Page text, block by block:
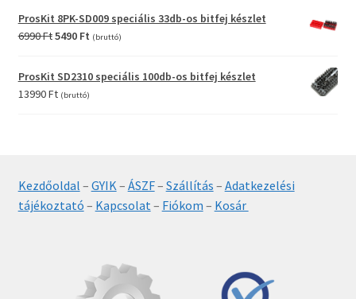
ProsKit 8PK-SD009 speciális 33db-os bitfej készlet
6990Ft Original
5490 FtCurrent
5490 Ft.
(bruttó)
ProsKit SD2310 speciális 100db-os bitfej készlet
13990Ft (bruttó)
Kezdőoldal – GYIK– ÁSZF– Szállítás – Adatkezelési
tájékoztató – Kapcsolat– Fiókom – Kosár